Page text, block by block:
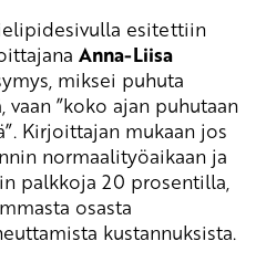
esitettiin
Anna-Liisa
miksei puhuta
”koko ajan puhutaan
Kirjoittajan mukaan jos
normaalityöaikaan ja
palkkoja 20 prosentilla,
osasta
kustannuksista.